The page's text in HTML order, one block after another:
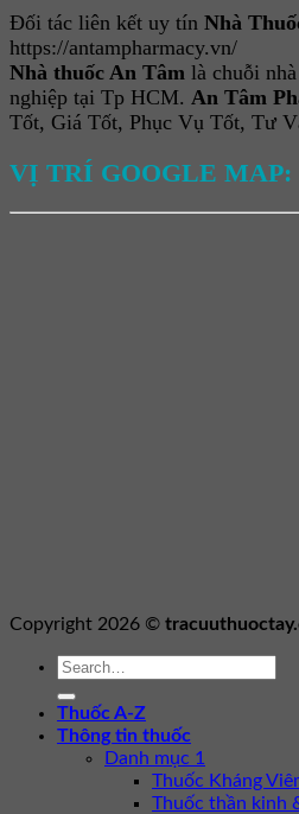
Đối tác liên kết uy tín Nhà
https://antampharmacy.vn/
Nhà thuốc An Tâm là chuỗi
nghiệp tại Tp HCM. An Tâm
Tốt, Giá Tốt, Phục Vụ Tốt, Tư
VỊ TRÍ GOOGLE MAP:
Copyright 2026 ©
Thuốc A-Z
Thông tin thuốc
Danh mục 1
Thuốc Kháng
Thuốc thần kinh